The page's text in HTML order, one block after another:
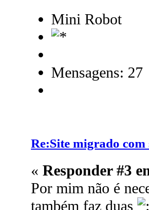
Mini Robot
Mensagens: 27
Re:Site migrado com
« Responder #3
Por mim não é
também faz duas